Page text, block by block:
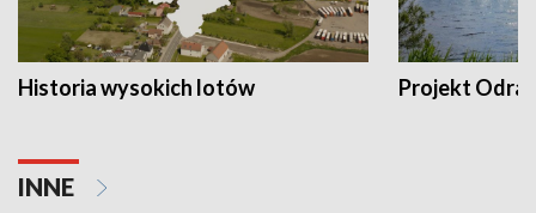
Historia wysokich lotów Projekt Odra
INNE